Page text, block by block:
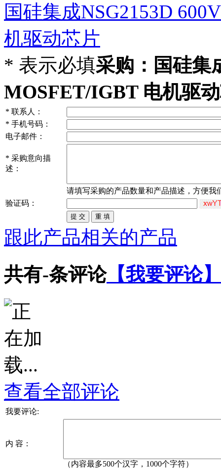
国硅集成NSG2153D
机驱动芯片
* 表示必填采购：国硅集
MOSFET/IGBT 电机驱
* 联系人：
* 手机号码：
电子邮件：
* 采购意向描
述：
请填写采购的产品数量和产品描述，方便我
验证码：
跟此产品相关的产品
共有-条评论【我要评论
查看全部评论
我要评论:
内 容：
（内容最多500个汉字，1000个字符）